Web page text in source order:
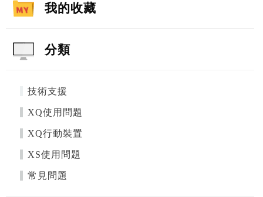
我的收藏
分類
技術支援
XQ使用問題
XQ行動裝置
XS使用問題
常見問題